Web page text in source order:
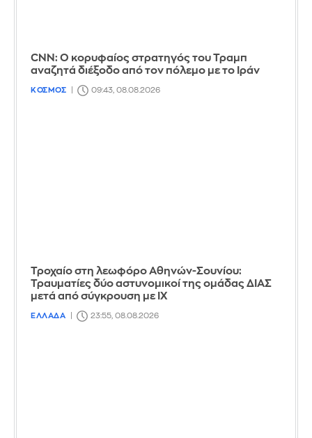
CNN: Ο κορυφαίος στρατηγός του Τραμπ
αναζητά διέξοδο από τον πόλεμο με το Ιράν
ΚΟΣΜΟΣ 09:43, 08.08.2026
Τροχαίο στη λεωφόρο Αθηνών-Σουνίου:
Τραυματίες δύο αστυνομικοί της ομάδας ΔΙΑΣ
μετά από σύγκρουση με ΙΧ
ΕΛΛΑΔΑ 23:55, 08.08.2026